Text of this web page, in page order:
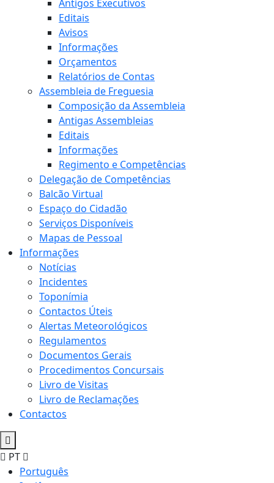
Antigos Executivos
Editais
Avisos
Informações
Orçamentos
Relatórios de Contas
Assembleia de Freguesia
Composição da Assembleia
Antigas Assembleias
Editais
Informações
Regimento e Competências
Delegação de Competências
Balcão Virtual
Espaço do Cidadão
Serviços Disponíveis
Mapas de Pessoal
Informações
Notícias
Incidentes
Toponímia
Contactos Úteis
Alertas Meteorológicos
Regulamentos
Documentos Gerais
Procedimentos Concursais
Livro de Visitas
Livro de Reclamações
Contactos
PT
Português